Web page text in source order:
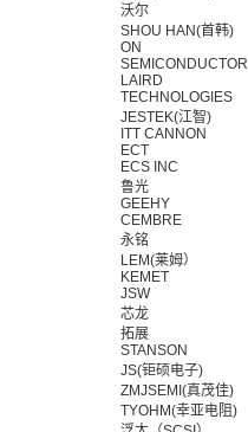
沃尔
SHOU HAN(首韩)
ON
SEMICONDUCTOR
LAIRD
TECHNOLOGIES
JESTEK(江智)
ITT CANNON
ECT
ECS INC
鲁光
GEEHY
CEMBRE
永铭
LEM(莱姆）
KEMET
JSW
芯龙
拓展
STANSON
JS(钜硕电子)
ZMJSEMI(真茂佳)
TYOHM(幸亚电阻)